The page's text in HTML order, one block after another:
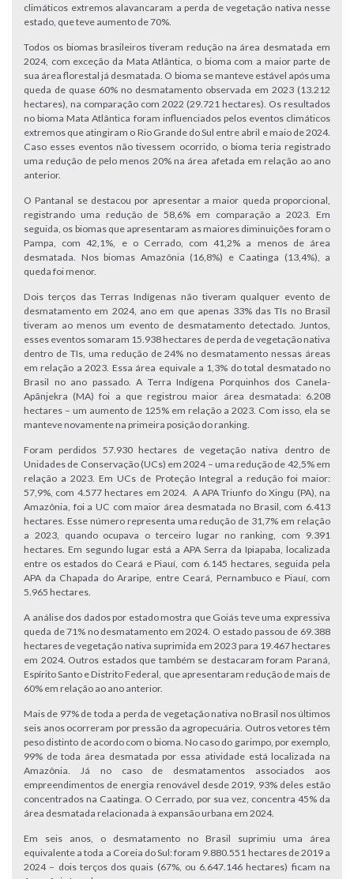
climáticos extremos alavancaram a perda de vegetação nativa nesse
estado, que teve aumento de 70%.
Todos os biomas brasileiros tiveram redução na área desmatada em
2024, com exceção da Mata Atlântica, o bioma com a maior parte de
sua área florestal já desmatada. O bioma se manteve estável após uma
queda de quase 60% no desmatamento observada em 2023 (13.212
hectares), na comparação com 2022 (29.721 hectares). Os resultados
no bioma Mata Atlântica foram influenciados pelos eventos climáticos
extremos que atingiram o Rio Grande do Sul entre abril e maio de 2024.
Caso esses eventos não tivessem ocorrido, o bioma teria registrado
uma redução de pelo menos 20% na área afetada em relação ao ano
anterior.
O Pantanal se destacou por apresentar a maior queda proporcional,
registrando uma redução de 58,6% em comparação a 2023. Em
seguida, os biomas que apresentaram as maiores diminuições foram o
Pampa, com 42,1%, e o Cerrado, com 41,2% a menos de área
desmatada. Nos biomas Amazônia (16,8%) e Caatinga (13,4%), a
queda foi menor.
Dois terços das Terras Indígenas não tiveram qualquer evento de
desmatamento em 2024, ano em que apenas 33% das TIs no Brasil
tiveram ao menos um evento de desmatamento detectado. Juntos,
esses eventos somaram 15.938 hectares de perda de vegetação nativa
dentro de TIs, uma redução de 24% no desmatamento nessas áreas
em relação a 2023. Essa área equivale a 1,3% do total desmatado no
Brasil no ano passado. A Terra Indígena Porquinhos dos Canela-
Apãnjekra (MA) foi a que registrou maior área desmatada: 6.208
hectares – um aumento de 125% em relação a 2023. Com isso, ela se
manteve novamente na primeira posição do ranking.
Foram perdidos 57.930 hectares de vegetação nativa dentro de
Unidades de Conservação (UCs) em 2024 – uma redução de 42,5% em
relação a 2023. Em UCs de Proteção Integral a redução foi maior:
57,9%, com 4.577 hectares em 2024. A APA Triunfo do Xingu (PA), na
Amazônia, foi a UC com maior área desmatada no Brasil, com 6.413
hectares. Esse número representa uma redução de 31,7% em relação
a 2023, quando ocupava o terceiro lugar no ranking, com 9.391
hectares. Em segundo lugar está a APA Serra da Ipiapaba, localizada
entre os estados do Ceará e Piauí, com 6.145 hectares, seguida pela
APA da Chapada do Araripe, entre Ceará, Pernambuco e Piauí, com
5.965 hectares.
A análise dos dados por estado mostra que Goiás teve uma expressiva
queda de 71% no desmatamento em 2024. O estado passou de 69.388
hectares de vegetação nativa suprimida em 2023 para 19.467 hectares
em 2024. Outros estados que também se destacaram foram Paraná,
Espírito Santo e Distrito Federal, que apresentaram redução de mais de
60% em relação ao ano anterior.
Mais de 97% de toda a perda de vegetação nativa no Brasil nos últimos
seis anos ocorreram por pressão da agropecuária. Outros vetores têm
peso distinto de acordo com o bioma. No caso do garimpo, por exemplo,
99% de toda área desmatada por essa atividade está localizada na
Amazônia. Já no caso de desmatamentos associados aos
empreendimentos de energia renovável desde 2019, 93% deles estão
concentrados na Caatinga. O Cerrado, por sua vez, concentra 45% da
área desmatada relacionada à expansão urbana em 2024.
Em seis anos, o desmatamento no Brasil suprimiu uma área
equivalente a toda a Coreia do Sul: foram 9.880.551 hectares de 2019 a
2024 – dois terços dos quais (67%, ou 6.647.146 hectares) ficam na